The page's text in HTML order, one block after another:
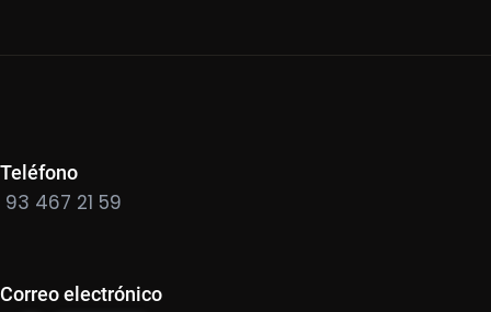
Teléfono
93 467 21 59
Correo electrónico